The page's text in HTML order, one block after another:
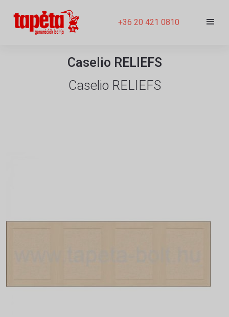
+36 20 421 0810
Caselio RELIEFS
Caselio RELIEFS